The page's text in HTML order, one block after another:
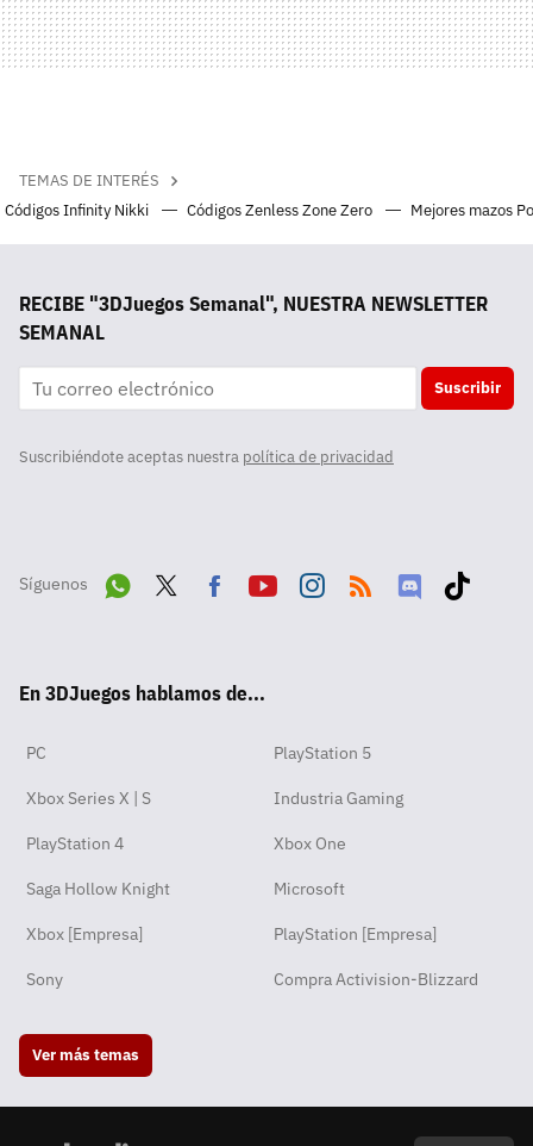
TEMAS DE INTERÉS
Códigos Infinity Nikki
Códigos Zenless Zone Zero Mejores mazos
RECIBE "3DJuegos Semanal", NUESTRA NEWSLETTER
SEMANAL
Suscribir
Suscribiéndote aceptas nuestra política de privacidad
Síguenos
pp
ok
En 3DJuegos hablamos de...
PC PlayStation 5
Xbox Series X | S Industria Gaming
PlayStation 4 Xbox One
Saga Hollow Knight Microsoft
Xbox [Empresa] PlayStation [Empresa]
Sony Compra Activision-Blizzard
Ver más temas